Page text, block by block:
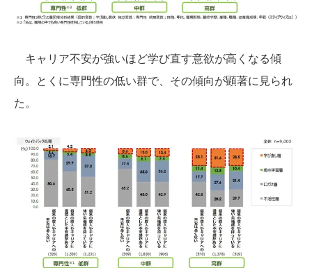
キャリア不安が強いほど学び直す意欲が高くなる傾
向。とくに専門性の低い群で、その傾向が顕著に見られ
た。